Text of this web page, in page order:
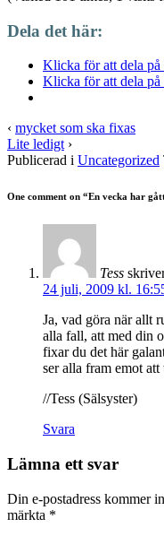
Dela det här:
Klicka för att dela
Klicka för att dela på
‹ mycket som ska fixas
Lite ledigt ›
Publicerad i Uncategorized
One comment on “En vecka har
Tess
24 juli, 2009 kl.
Ja, vad göra när allt
alla fall, att med din
fixar du det här
ser alla fram emot
//Tess (Sälsyster)
Svara
Lämna ett svar
Din e-postadress kommer
märkta *